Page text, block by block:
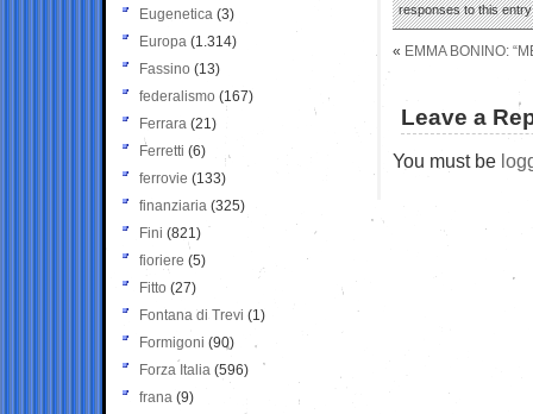
responses to this
« EMMA BONINO:
Leave a
You must be
Eugenetica (3)
Europa (1.314)
Fassino (13)
federalismo (167)
Ferrara (21)
Ferretti (6)
ferrovie (133)
finanziaria (325)
Fini (821)
fioriere (5)
Fitto (27)
Fontana di Trevi (1)
Formigoni (90)
Forza Italia (596)
frana (9)